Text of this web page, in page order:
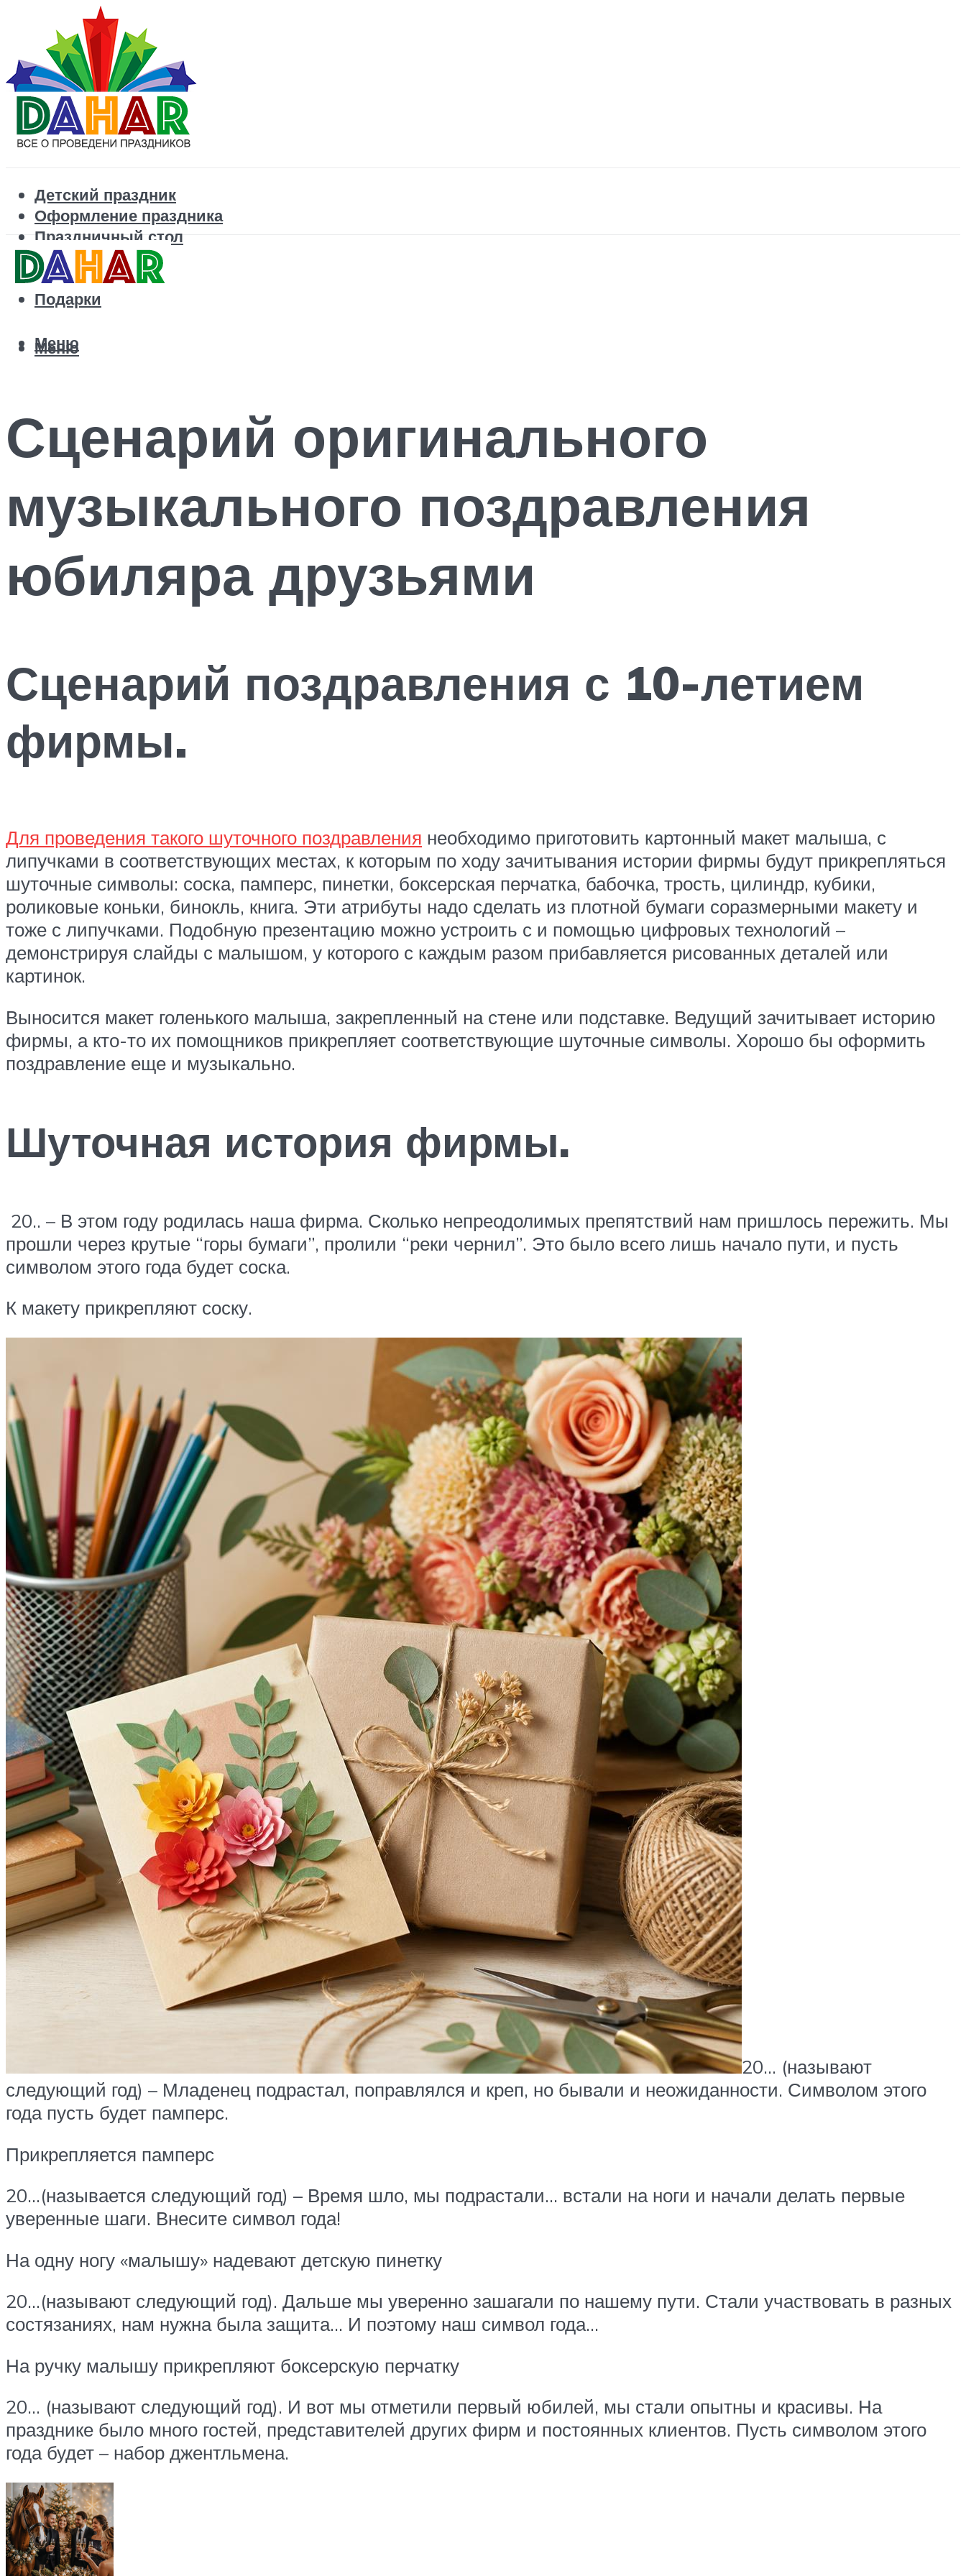
Детский праздник
Оформление праздника
Праздничный стол
Корпоратив
Поздравления
Подарки
Меню
Меню
Сценарий оригинального
музыкального поздравления
юбиляра друзьями
Сценарий поздравления с 10-летием
фирмы.
Для проведения такого шуточного поздравления необходимо приготовить картонный макет малыша, с
липучками в соответствующих местах, к которым по ходу зачитывания истории фирмы будут прикрепляться
шуточные символы: соска, памперс, пинетки, боксерская перчатка, бабочка, трость, цилиндр, кубики,
роликовые коньки, бинокль, книга. Эти атрибуты надо сделать из плотной бумаги соразмерными макету и
тоже с липучками. Подобную презентацию можно устроить с и помощью цифровых технологий –
демонстрируя слайды с малышом, у которого с каждым разом прибавляется рисованных деталей или
картинок.
Выносится макет голенького малыша, закрепленный на стене или подставке. Ведущий зачитывает историю
фирмы, а кто-то их помощников прикрепляет соответствующие шуточные символы. Хорошо бы оформить
поздравление еще и музыкально.
Шуточная история фирмы.
20.. – В этом году родилась наша фирма. Сколько непреодолимых препятствий нам пришлось пережить. Мы
прошли через крутые “горы бумаги”, пролили “реки чернил”. Это было всего лишь начало пути, и пусть
символом этого года будет соска.
К макету прикрепляют соску.
20… (называют
следующий год) – Младенец подрастал, поправлялся и креп, но бывали и неожиданности. Символом этого
года пусть будет памперс.
Прикрепляется памперс
20…(называется следующий год) – Время шло, мы подрастали… встали на ноги и начали делать первые
уверенные шаги. Внесите символ года!
На одну ногу «малышу» надевают детскую пинетку
20…(называют следующий год). Дальше мы уверенно зашагали по нашему пути. Стали участвовать в разных
состязаниях, нам нужна была защита… И поэтому наш символ года…
На ручку малышу прикрепляют боксерскую перчатку
20… (называют следующий год). И вот мы отметили первый юбилей, мы стали опытны и красивы. На
празднике было много гостей, представителей других фирм и постоянных клиентов. Пусть символом этого
года будет – набор джентльмена.